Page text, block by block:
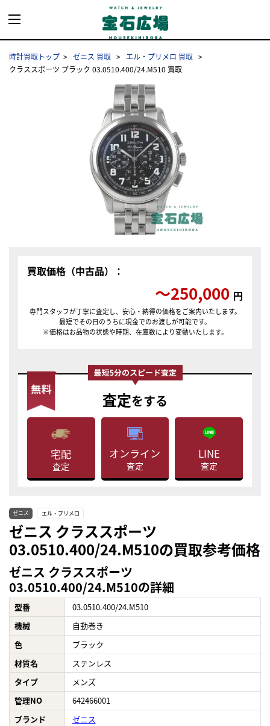
時計買取トップ ゼニス 買取
エル・プリメロ 買取
クラススポーツ ブラック 03.0510.400/24.M510 買取
買取価格（中古品）：
〜250,000 円
専門スタッフが丁寧に査定し、安心・納得の価格をご案内いたします。
最短でその日のうちに現金でのお渡しが可能です。
※価格はお品物の状態や時期、在庫数により変動いたします。
査定をする
宅配
査定
オンライン
査定
LINE
査定
ゼニス エル・プリメロ
ゼニス クラススポーツ
03.0510.400/24.M510の買取参考価格
ゼニス クラススポーツ
03.0510.400/24.M510の詳細
型番
03.0510.400/24.M510
機械
自動巻き
色
ブラック
材質名
ステンレス
タイプ
メンズ
管理NO
642466001
ブランド
ゼニス